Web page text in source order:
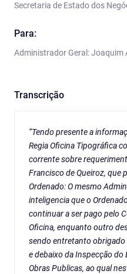
Secretaria de Estado dos
Para:
Administrador Geral: Joaquim
Transcrição
“Tendo presente a
Regia Oficina Tipográfica
corrente sobre
Francisco de Queiroz, que
Ordenado: O mesmo
inteligencia que o
continuar a ser pago pelo
Oficina, enquanto outro
sendo entretanto obrigado
e debaixo da Inspecção
Obras Publicas, ao qual